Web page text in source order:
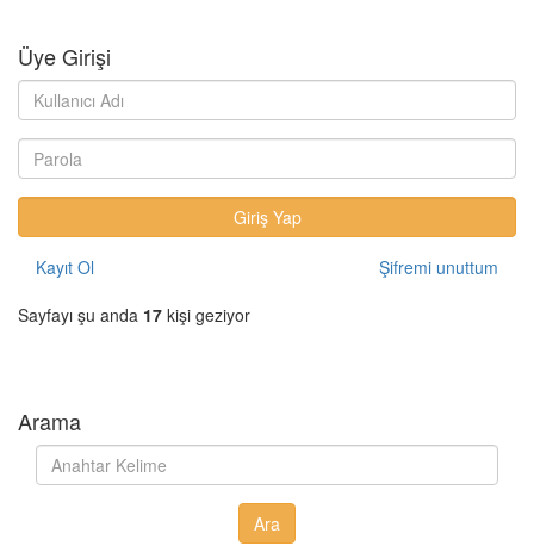
Üye Girişi
Kayıt Ol
Şifremi unuttum
Sayfayı şu anda 17 kişi geziyor
Arama